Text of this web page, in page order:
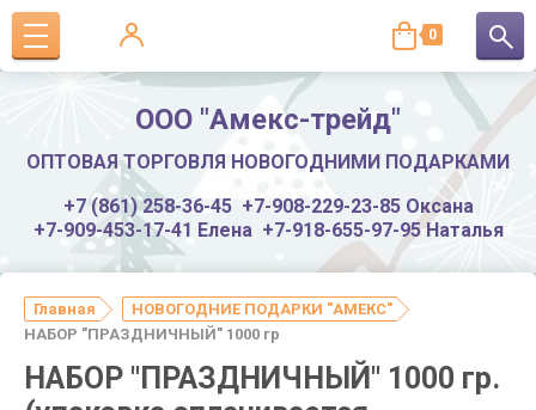
0
ООО "Амекс-трейд"
ОПТОВАЯ ТОРГОВЛЯ НОВОГОДНИМИ ПОДАРКАМИ
+7 (861) 258-36-45 +7-908-229-23-85 Оксана
+7-909-453-17-41 Елена +7-918-655-97-95 Наталья
Главная
НОВОГОДНИЕ ПОДАРКИ "АМЕКС"
НАБОР "ПРАЗДНИЧНЫЙ" 1000 гр
НАБОР "ПРАЗДНИЧНЫЙ" 1000 гр.